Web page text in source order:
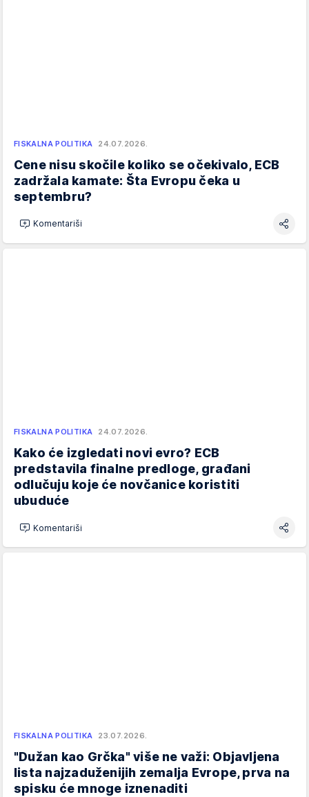
FISKALNA POLITIKA 24.07.2026.
Cene nisu skočile koliko se očekivalo, ECB
zadržala kamate: Šta Evropu čeka u
septembru?
Komentariši
FISKALNA POLITIKA 24.07.2026.
Kako će izgledati novi evro? ECB
predstavila finalne predloge, građani
odlučuju koje će novčanice koristiti
ubuduće
Komentariši
FISKALNA POLITIKA 23.07.2026.
"Dužan kao Grčka" više ne važi: Objavljena
lista najzaduženijih zemalja Evrope, prva na
spisku će mnoge iznenaditi